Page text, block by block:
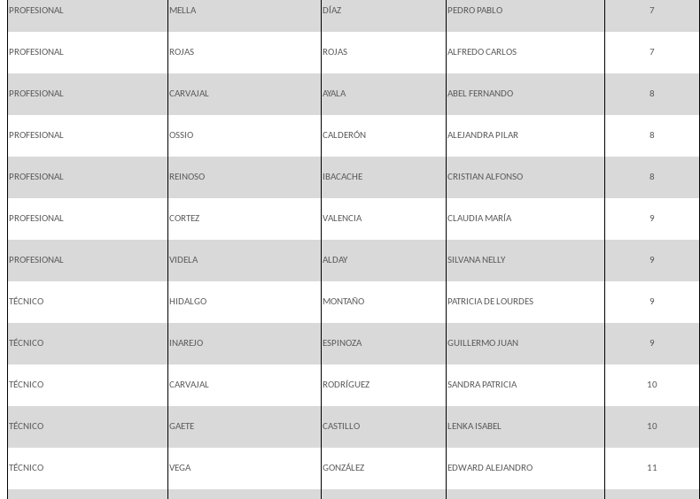
PROFESIONAL MELLA DÍAZ PEDRO PABLO 7
PROFESIONAL ROJAS ROJAS ALFREDO CARLOS 7
PROFESIONAL CARVAJAL AYALA ABEL FERNANDO 8
PROFESIONAL OSSIO CALDERÓN ALEJANDRA PILAR 8
PROFESIONAL REINOSO IBACACHE CRISTIAN ALFONSO 8
PROFESIONAL CORTEZ VALENCIA CLAUDIA MARÍA 9
PROFESIONAL VIDELA ALDAY SILVANA NELLY 9
TÉCNICO HIDALGO MONTAÑO PATRICIA DE LOURDES 9
TÉCNICO INAREJO ESPINOZA GUILLERMO JUAN 9
TÉCNICO CARVAJAL RODRÍGUEZ SANDRA PATRICIA 10
TÉCNICO GAETE CASTILLO LENKA ISABEL 10
TÉCNICO VEGA GONZÁLEZ EDWARD ALEJANDRO 11